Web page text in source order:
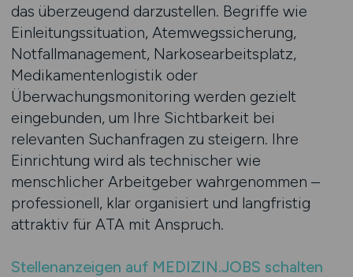
das überzeugend darzustellen. Begriffe wie
Einleitungssituation, Atemwegssicherung,
Notfallmanagement, Narkosearbeitsplatz,
Medikamentenlogistik oder
Überwachungsmonitoring werden gezielt
eingebunden, um Ihre Sichtbarkeit bei
relevanten Suchanfragen zu steigern. Ihre
Einrichtung wird als technischer wie
menschlicher Arbeitgeber wahrgenommen –
professionell, klar organisiert und langfristig
attraktiv für ATA mit Anspruch.
Stellenanzeigen auf MEDIZIN.JOBS schalten